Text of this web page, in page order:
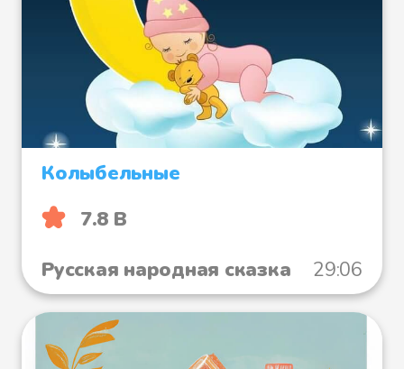
Колыбельные
7.8 B
Русская народная сказка
29:06